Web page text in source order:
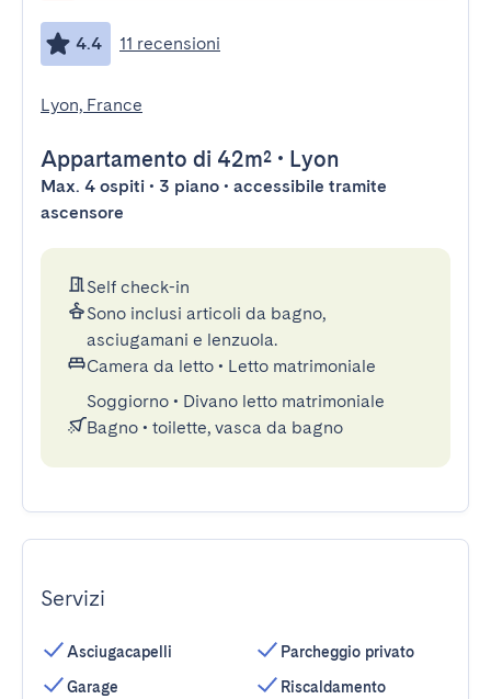
4.4 11 recensioni
Lyon, France
Appartamento di 42m² • Lyon
Max. 4 ospiti • 3 piano • accessibile tramite
ascensore
Self check-in
Sono inclusi articoli da bagno,
asciugamani e lenzuola.
Camera da letto • Letto matrimoniale
Soggiorno • Divano letto matrimoniale
Bagno • toilette, vasca da bagno
Servizi
Asciugacapelli
Garage
Parcheggio privato
Riscaldamento